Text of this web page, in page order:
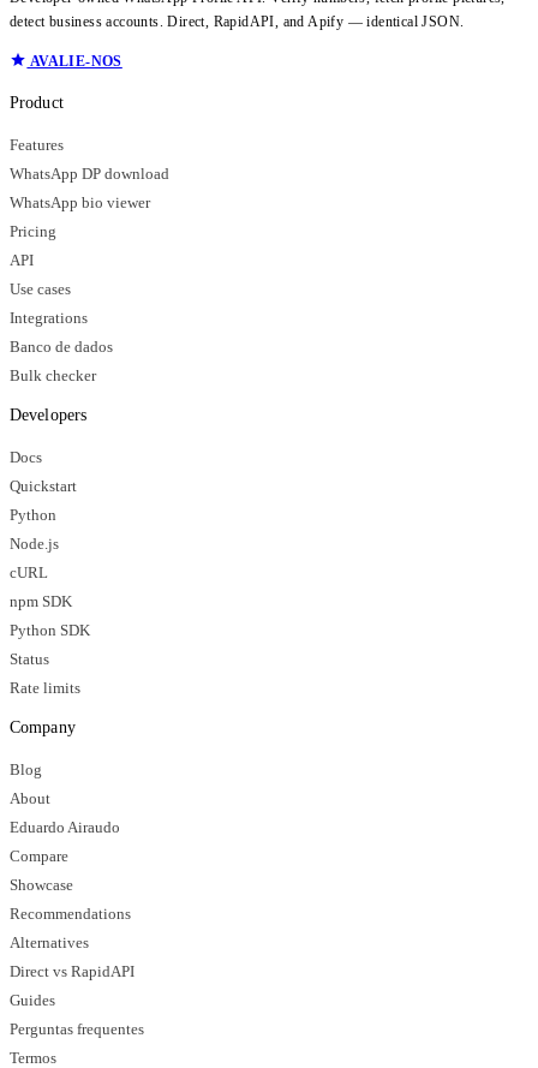
detect business accounts. Direct, RapidAPI, and Apify — identical JSON.
AVALIE-NOS
Product
Features
WhatsApp DP download
WhatsApp bio viewer
Pricing
API
Use cases
Integrations
Banco de dados
Bulk checker
Developers
Docs
Quickstart
Python
Node.js
cURL
npm SDK
Python SDK
Status
Rate limits
Company
Blog
About
Eduardo Airaudo
Compare
Showcase
Recommendations
Alternatives
Direct vs RapidAPI
Guides
Perguntas frequentes
Termos